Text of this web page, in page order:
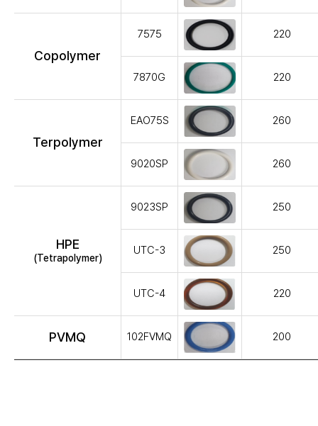
Copolymer
7575 220
7870G 220
Terpolymer
EAO75S 260
9020SP 260
HPE
(Tetrapolymer)
9023SP 250
UTC-3 250
UTC-4 220
PVMQ 102FVMQ 200